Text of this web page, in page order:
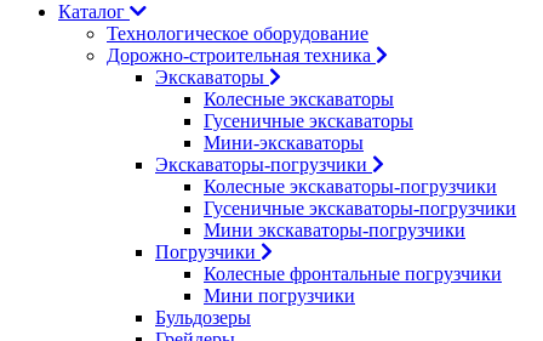
Каталог
Технологическое оборудование
Дорожно-строительная техника
Экскаваторы
Колесные экскаваторы
Гусеничные экскаваторы
Мини-экскаваторы
Экскаваторы-погрузчики
Колесные экскаваторы-погрузчики
Гусеничные экскаваторы-погрузчики
Мини экскаваторы-погрузчики
Погрузчики
Колесные фронтальные погрузчики
Мини погрузчики
Бульдозеры